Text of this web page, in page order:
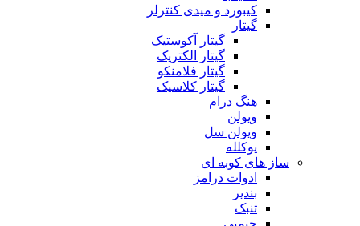
کیبورد و میدی کنترلر
گیتار
گیتار آکوستیک
گیتار الکتریک
گیتار فلامنکو
گیتار کلاسیک
هنگ درام
ویولن
ویولن سل
یوکلله
ساز های کوبه ای
ادوات درامز
بندیر
تنبک
جیمبی